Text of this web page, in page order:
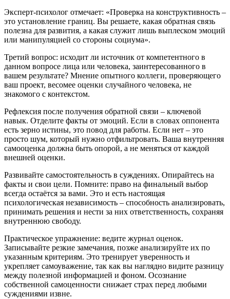
Эксперт-психолог отмечает: «Проверка на конструктивность –
это установление границ. Вы решаете, какая обратная связь
полезна для развития, а какая служит лишь выплеском эмоций
или манипуляцией со стороны социума».
Третий вопрос: исходит ли источник от компетентного в
данном вопросе лица или человека, заинтересованного в
вашем результате? Мнение опытного коллеги, проверяющего
ваш проект, весомее оценки случайного человека, не
знакомого с контекстом.
Рефлексия после получения обратной связи – ключевой
навык. Отделите факты от эмоций. Если в словах оппонента
есть зерно истины, это повод для работы. Если нет – это
просто шум, который нужно отфильтровать. Ваша внутренняя
самооценка должна быть опорой, а не меняться от каждой
внешней оценки.
Развивайте самостоятельность в суждениях. Опирайтесь на
факты и свои цели. Помните: право на финальный выбор
всегда остаётся за вами. Это и есть настоящая
психологическая независимость – способность анализировать,
принимать решения и нести за них ответственность, сохраняя
внутреннюю свободу.
Практическое упражнение: ведите журнал оценок.
Записывайте резкие замечания, позже анализируйте их по
указанным критериям. Это тренирует уверенность и
укрепляет самоуважение, так как вы наглядно видите разницу
между полезной информацией и фоном. Осознание
собственной самоценности снижает страх перед любыми
суждениями извне.